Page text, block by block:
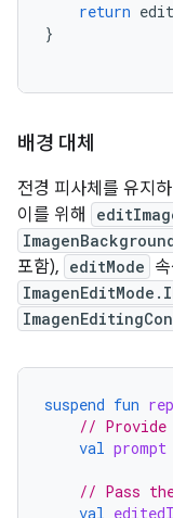
return
}
배경 대체
전경 피사체를 유지
이를 위해
포함), editMode 속
suspend fun
// Provide
val prompt
// Pass
val